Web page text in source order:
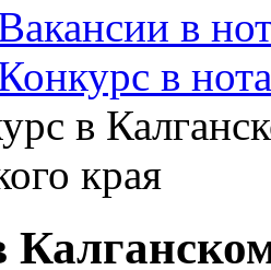
в
в
в
края